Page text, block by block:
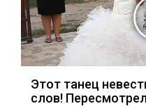
Этот танец
слов!